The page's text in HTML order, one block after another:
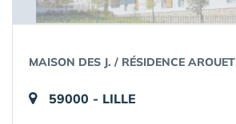
MAISON DES J. / RÉSIDENCE AROUET
59000 - LILLE